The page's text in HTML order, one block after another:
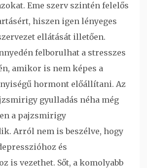
Eme szerv szintén felelős
hiszen igen lényeges
ellátását illetően.
felborulhat a stresszes
amikor is nem képes a
hormont előállítani. Az
gyulladás néha még
a pajzsmirigy
Arról nem is beszélve, hogy
és
is vezethet. Sőt, a komolyabb